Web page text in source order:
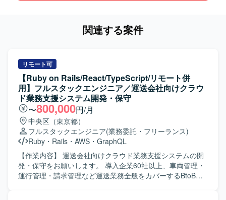
関連する案件
リモート可
【Ruby on Rails/React/TypeScript/リモート併
用】フルスタックエンジニア／運送会社向けクラウ
ド業務支援システム開発・保守
〜800,000円/月
中央区（東京都）
フルスタックエンジニア(業務委託・フリーランス)
Ruby ・ Rails ・ AWS ・ GraphQL
【作業内容】 運送会社向けクラウド業務支援システムの開
発・保守をお願いします。 導入企業60社以上、車両管理・
運行管理・請求管理など運送業務全般をカバーするBtoB